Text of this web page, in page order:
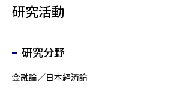
研究活動
研究分野
金融論／日本経済論